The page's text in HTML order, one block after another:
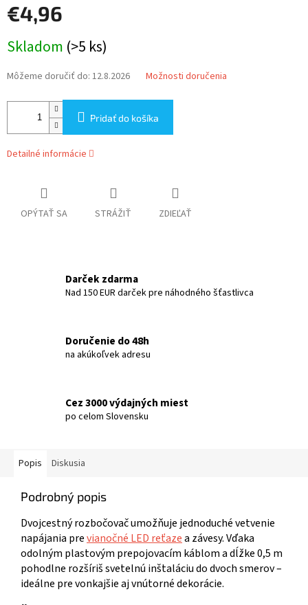
€4,96
cena:
Skladom (>5 ks)
Môžeme doručiť do: 12.8.2026 Možnosti doručenia
Pridať do košíka
Detailné informácie
OPÝTAŤ SA STRÁŽIŤ ZDIEĽAŤ
Darček zdarma
Nad 150 EUR darček pre náhodného šťastlivca
Doručenie do 48h
na akúkoľvek adresu
Cez 3000 výdajných miest
po celom Slovensku
Popis Diskusia
Podrobný popis
Dvojcestný rozbočovač umožňuje jednoduché vetvenie
napájania previanočné LED reťazea závesy. Vďaka
odolným plastovým prepojovacím káblom a dĺžke 0,5 m
pohodlne rozšíriš svetelnú inštaláciu do dvoch smerov –
ideálne pre vonkajšie aj vnútorné dekorácie.